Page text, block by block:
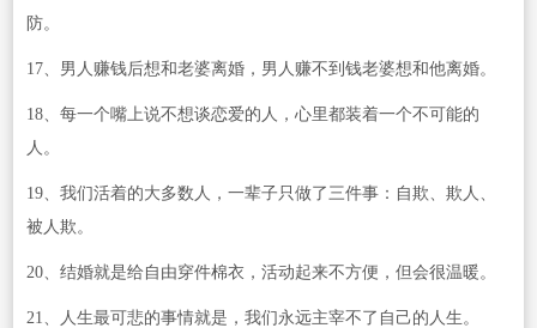
防。
17、男人赚钱后想和老婆离婚，男人赚不到钱老婆想和他离婚。
18、每一个嘴上说不想谈恋爱的人，心里都装着一个不可能的
人。
19、我们活着的大多数人，一辈子只做了三件事：自欺、欺人、
被人欺。
20、结婚就是给自由穿件棉衣，活动起来不方便，但会很温暖。
21、人生最可悲的事情就是，我们永远主宰不了自己的人生。